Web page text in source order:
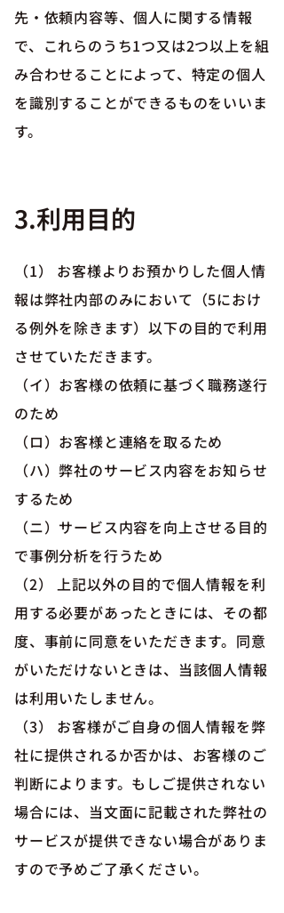
先・依頼内容等、個人に関する情報
で、これらのうち1つ又は2つ以上を組
み合わせることによって、特定の個人
を識別することができるものをいいま
す。
3.利用目的
（1） お客様よりお預かりした個人情
報は弊社内部のみにおいて（5におけ
る例外を除きます）以下の目的で利用
させていただきます。
（イ）お客様の依頼に基づく職務遂行
のため
（ロ）お客様と連絡を取るため
（ハ）弊社のサービス内容をお知らせ
するため
（ニ）サービス内容を向上させる目的
で事例分析を行うため
（2） 上記以外の目的で個人情報を利
用する必要があったときには、その都
度、事前に同意をいただきます。同意
がいただけないときは、当該個人情報
は利用いたしません。
（3） お客様がご自身の個人情報を弊
社に提供されるか否かは、お客様のご
判断によります。もしご提供されない
場合には、当文面に記載された弊社の
サービスが提供できない場合がありま
すので予めご了承ください。